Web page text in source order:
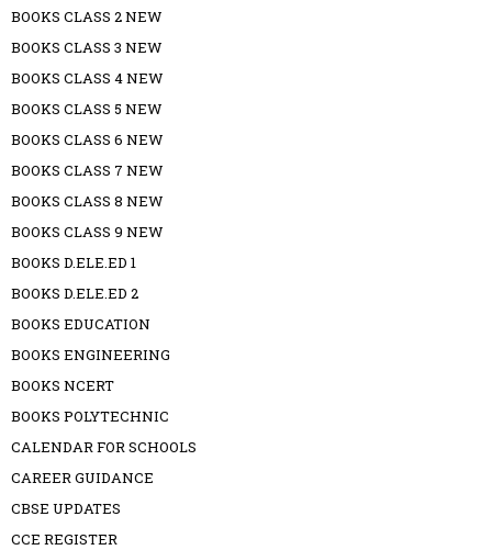
BOOKS CLASS 2 NEW
BOOKS CLASS 3 NEW
BOOKS CLASS 4 NEW
BOOKS CLASS 5 NEW
BOOKS CLASS 6 NEW
BOOKS CLASS 7 NEW
BOOKS CLASS 8 NEW
BOOKS CLASS 9 NEW
BOOKS D.ELE.ED 1
BOOKS D.ELE.ED 2
BOOKS EDUCATION
BOOKS ENGINEERING
BOOKS NCERT
BOOKS POLYTECHNIC
CALENDAR FOR SCHOOLS
CAREER GUIDANCE
CBSE UPDATES
CCE REGISTER